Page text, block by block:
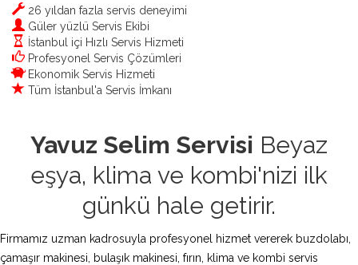
26 yıldan fazla servis deneyimi
Güler yüzlü Servis Ekibi
İstanbul içi Hızlı Servis Hizmeti
Profesyonel Servis Çözümleri
Ekonomik Servis Hizmeti
Tüm İstanbul'a Servis İmkanı
Yavuz Selim Servisi Beyaz
eşya, klima ve kombi'nizi ilk
günkü hale getirir.
Firmamız uzman kadrosuyla profesyonel hizmet vererek buzdolabı,
çamaşır makinesi, bulaşık makinesi, fırın, klima ve kombi servis